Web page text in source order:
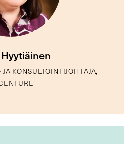
KONSULTOINTIJOHTAJA,